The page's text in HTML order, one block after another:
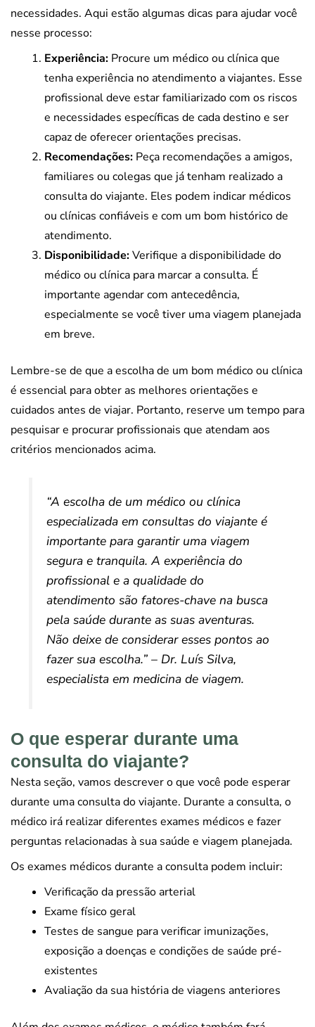
necessidades. Aqui estão algumas dicas para ajudar você
nesse processo:
Experiência: Procure um médico ou clínica que
tenha experiência no atendimento a viajantes. Esse
profissional deve estar familiarizado com os riscos
e necessidades específicas de cada destino e ser
capaz de oferecer orientações precisas.
Recomendações: Peça recomendações a amigos,
familiares ou colegas que já tenham realizado a
consulta do viajante. Eles podem indicar médicos
ou clínicas confiáveis e com um bom histórico de
atendimento.
Disponibilidade:Verifique a disponibilidade do
médico ou clínica para marcar a consulta. É
importante agendar com antecedência,
especialmente se você tiver uma viagem planejada
em breve.
Lembre-se de que a escolha de um bom médico ou clínica
é essencial para obter as melhores orientações e
cuidados antes de viajar. Portanto, reserve um tempo para
pesquisar e procurar profissionais que atendam aos
critérios mencionados acima.
“A escolha de um médico ou clínica
especializada em consultas do viajante é
importante para garantir uma viagem
segura e tranquila. A experiência do
profissional e a qualidade do
atendimento são fatores-chave na busca
pela saúde durante as suas aventuras.
Não deixe de considerar esses pontos ao
fazer sua escolha.” – Dr. Luís Silva,
especialista em medicina de viagem.
O que esperar durante uma
consulta do viajante?
Nesta seção, vamos descrever o que você pode esperar
durante uma consulta do viajante. Durante a consulta, o
médico irá realizar diferentes exames médicos e fazer
perguntas relacionadas à sua saúde e viagem planejada.
Os exames médicos durante a consulta podem incluir:
Verificação da pressão arterial
Exame físico geral
Testes de sangue para verificar imunizações,
exposição a doenças e condições de saúde pré-
existentes
Avaliação da sua história de viagens anteriores